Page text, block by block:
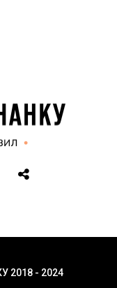
2018 - 2024